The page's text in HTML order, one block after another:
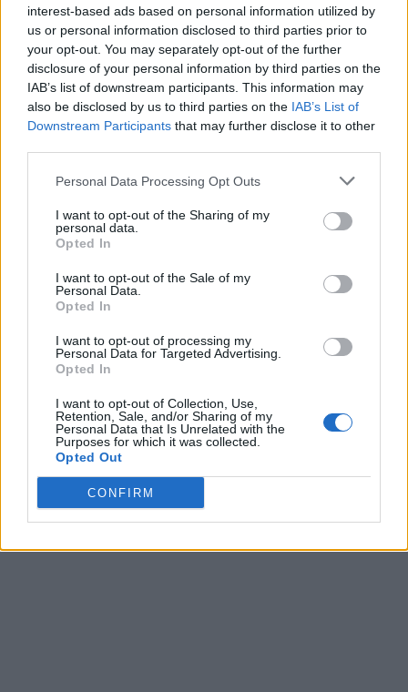
interest-based ads based on personal information utilized by
us or personal information disclosed to third parties prior to
your opt-out. You may separately opt-out of the further
disclosure of your personal information by third parties on the
IAB’s list of downstream participants. This information may
also be disclosed by us to third parties on the IAB’s List of
Downstream Participants that may further disclose it to other
Personal Data Processing Opt Outs
I want to opt-out of the Sharing of my
personal data.
Opted In
I want to opt-out of the Sale of my
Personal Data.
Opted In
I want to opt-out of processing my
Personal Data for Targeted Advertising.
Opted In
I want to opt-out of Collection, Use,
Retention, Sale, and/or Sharing of my
Personal Data that Is Unrelated with the
Purposes for which it was collected.
Opted Out
CONFIRM
Washington Post: Ο Τραμπ φέρεται να έχει διαλέξει
τον διάδοχο του – Τι είπε σε ιδιωτική συνάντηση
07/08/2026
Έρευνα ΕΟΤ: Η Ελλάδα στις κορυφαίες επιλογές
Ευρωπαίων ταξιδιωτών
07/08/2026
στην ψυχική υγεία των παιδιών
«Γιατί οι Τούρκοι συρρέουν στα ελληνικά νησιά;»:
τιμές και το φιλόξενο κλίμα
Σαρωτικοί έλεγχοι στις παραλίες – Οι περιοχές με
07/08/2026
Μία ομάδα έμπειρων δημοσιογράφων δημιούργησαν πριν μερικά χρόνια το
dailypost.gr, με στόχο την αντικειμενική ενημέρωση και την ανάλυση πίσω από
αποκαλύπτουν πολιτικά και παραπολιτικά θέματα, γράφουν επωνύμως την
άποψη τους, με γνώμονα τον ενημερωμένο αναγνώστη.